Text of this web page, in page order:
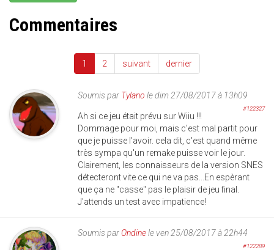
Commentaires
1 2 suivant dernier
Soumis par Tylano le dim 27/08/2017 à 13h09
#122327
Ah si ce jeu était prévu sur Wiiu !!!
Dommage pour moi, mais c'est mal partit pour
que je puisse l'avoir. cela dit, c'est quand même
très sympa qu'un remake puisse voir le jour.
Clairement, les connaisseurs de la version SNES
détecteront vite ce qui ne va pas...En espèrant
que ça ne "casse" pas le plaisir de jeu final.
J'attends un test avec impatience!
Soumis parOndinele ven 25/08/2017 à 22h44
#122289